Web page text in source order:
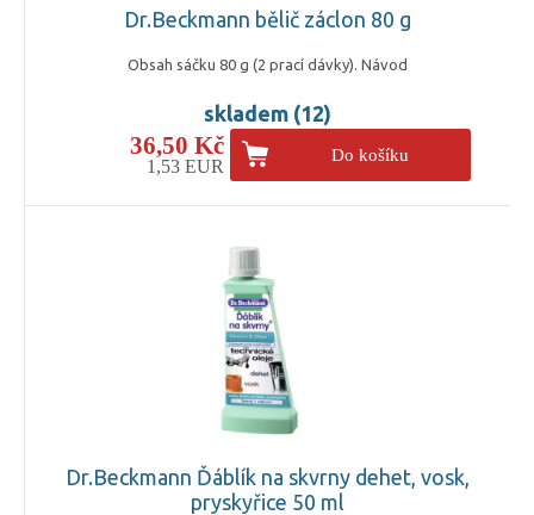
Dr.Beckmann bělič záclon 80 g
Obsah sáčku 80 g (2 prací dávky). Návod
skladem (12)
36,50 Kč
1,53 EUR
Do košíku
Dr.Beckmann Ďáblík na skvrny dehet, vosk,
pryskyřice 50 ml